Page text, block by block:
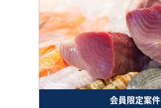
会員限定案件